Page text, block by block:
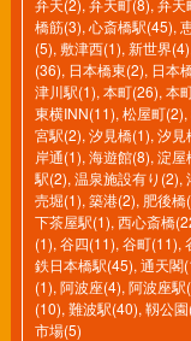
弁天(2), 弁天町(8), 弁天
橋筋(3), 心斎橋駅(45),
(5), 敷津西(1), 新世界(4)
(36), 日本橋東(2), 日本
津川駅(1), 本町(26), 本
東横INN(11), 松屋町(2),
宮駅(2), 汐見橋(1), 汐見
岸通(1), 海遊館(8), 淀屋
駅(2), 温泉施設有り(2),
売堀(1), 築港(2), 肥後橋
下茶屋駅(1), 西心斎橋
(1), 谷四(11), 谷町(11),
鉄日本橋駅(45), 通天閣
(1), 阿波座(4), 阿波座駅
(10), 難波駅(40), 靱公
市場(5)